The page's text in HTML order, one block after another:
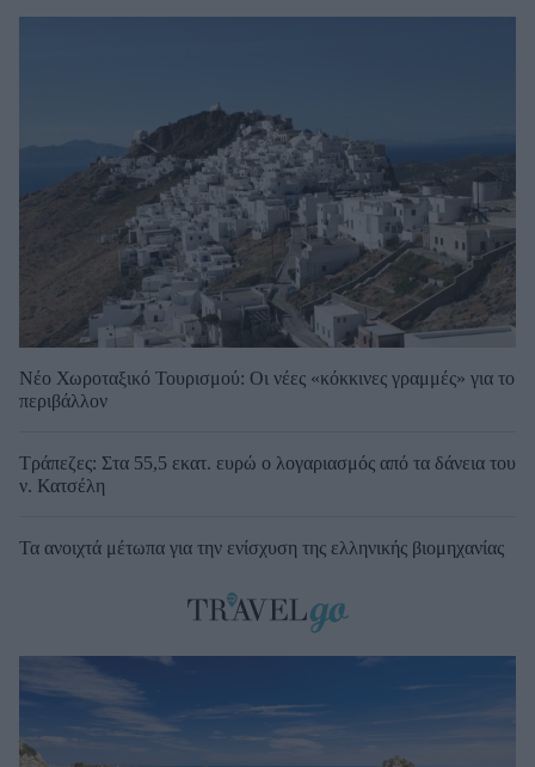
Νέο Χωροταξικό Τουρισμού: Οι νέες «κόκκινες γραμμές» για το
περιβάλλον
Τράπεζες: Στα 55,5 εκατ. ευρώ ο λογαριασμός από τα δάνεια του
ν. Κατσέλη
Τα ανοιχτά μέτωπα για την ενίσχυση της ελληνικής βιομηχανίας